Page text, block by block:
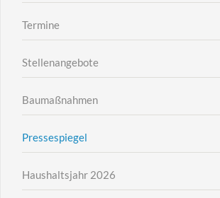
Termine
Stellenangebote
Baumaßnahmen
Pressespiegel
Haushaltsjahr 2026